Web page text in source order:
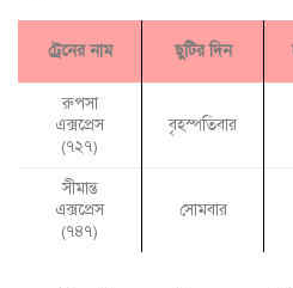
ট্রেনের নাম ছুটির দিন
রুপসা
এক্সপ্রেস
(৭২৭)
বৃহস্পতিবার
সীমান্ত
এক্সপ্রেস
(৭৪৭)
সোমবার